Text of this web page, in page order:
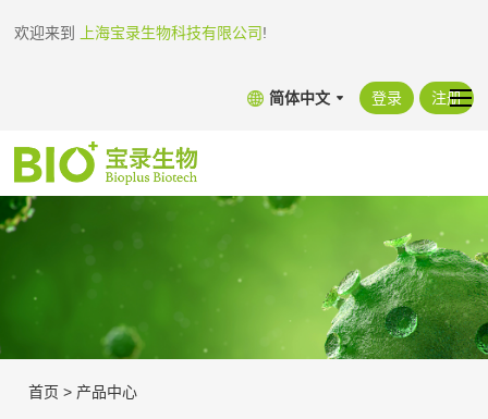
欢迎来到 上海宝录生物科技有限公司!
简体中文 登录 注册
首页 > 产品中心